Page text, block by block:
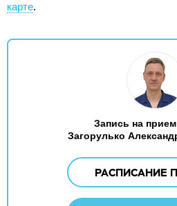
карте.
Запись на
Загорулько
РАСПИСАНИЕ